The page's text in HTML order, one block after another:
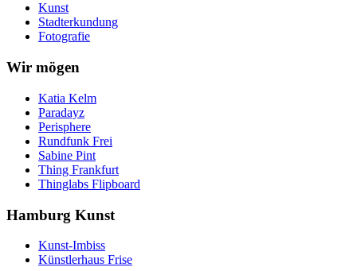
Kunst
Stadterkundung
Fotografie
Wir mögen
Katia Kelm
Paradayz
Perisphere
Rundfunk Frei
Sabine Pint
Thing Frankfurt
Thinglabs Flipboard
Hamburg Kunst
Kunst-Imbiss
Künstlerhaus Frise